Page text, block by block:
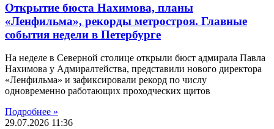
Открытие бюста Нахимова, планы
«Ленфильма», рекорды метростроя. Главные
события недели в Петербурге
На неделе в Северной столице открыли бюст адмирала Павла
Нахимова у Адмиралтейства, представили нового директора
«Ленфильма» и зафиксировали рекорд по числу
одновременно работающих проходческих щитов
Подробнее »
29.07.2026 11:36